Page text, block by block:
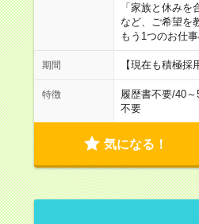
「家族と休み
など、ご希望を
もう1つのお仕
期間 【現在も積極
特徴 履歴書不要/40～
不要
気になる！